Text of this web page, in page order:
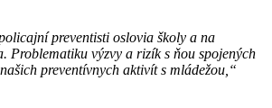
preventisti oslovia školy a na
Problematiku výzvy a rizík s ňou spojených
preventívnych aktivít s mládežou,“